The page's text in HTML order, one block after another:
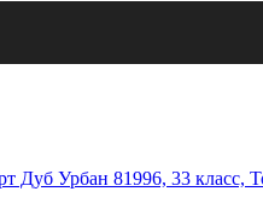
Дуб Урбан 81996, 33 класс,